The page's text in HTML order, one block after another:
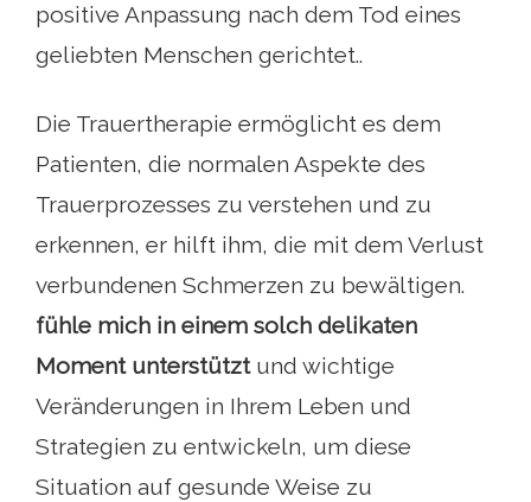
positive Anpassung nach dem Tod eines
geliebten Menschen gerichtet..
Die Trauertherapie ermöglicht es dem
Patienten, die normalen Aspekte des
Trauerprozesses zu verstehen und zu
erkennen, er hilft ihm, die mit dem Verlust
verbundenen Schmerzen zu bewältigen.
fühle mich in einem solch delikaten
Moment unterstütztund wichtige
Veränderungen in Ihrem Leben und
Strategien zu entwickeln, um diese
Situation auf gesunde Weise zu